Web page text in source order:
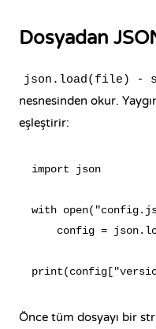
Dosyadan
json.load(file) - s
nesnesinden okur.
eşleştirir:
import json
with
config =
Önce tüm dosyayı bir